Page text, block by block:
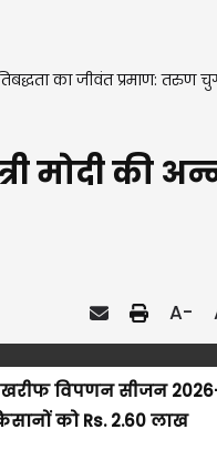
का जीवंत प्रमाण: तरुण
मोदी की
A-
खरीफ विपणन सीजन
को Rs. 2.60 लाख